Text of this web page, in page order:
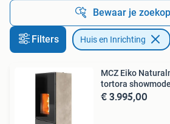
Bewaar je
Filters Huis en Inrichting
MCZ Eiko
tortora showmodel
€ 3.995,00